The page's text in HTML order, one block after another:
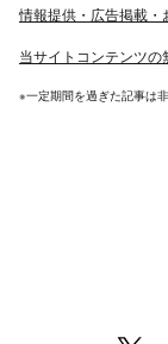
情報提供・広告掲載・
当サイトコンテンツ
※一定期間を過ぎた記事は